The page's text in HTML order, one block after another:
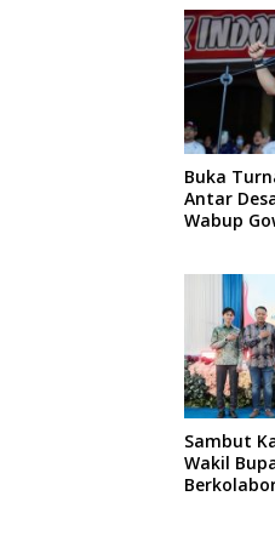
Buka
Antar
Wabup
Sambut
Wakil